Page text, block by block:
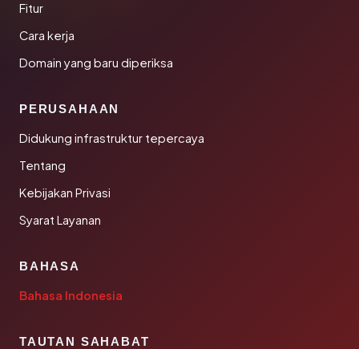
Fitur
Cara kerja
Domain yang baru diperiksa
PERUSAHAAN
Didukung infrastruktur tepercaya
Tentang
Kebijakan Privasi
Syarat Layanan
BAHASA
Bahasa Indonesia
TAUTAN SAHABAT